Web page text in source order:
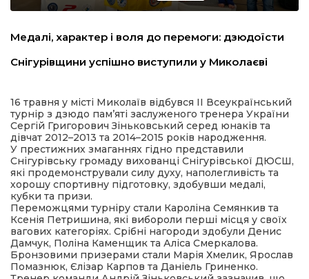
політика
Медалі, характер і воля до перемоги: дзюдоїсти
Снігурівщини успішно виступили у Миколаєві
16 травня у місті Миколаїв відбувся ІІ Всеукраїнський
турнір з дзюдо пам’яті заслуженого тренера України
Сергій Григорович Зіньковський серед юнаків та
дівчат 2012–2013 та 2014–2015 років народження.
У престижних змаганнях гідно представили
Снігурівську громаду вихованці Снігурівської ДЮСШ,
які продемонстрували силу духу, наполегливість та
хорошу спортивну підготовку, здобувши медалі,
кубки та призи.
Переможцями турніру стали Кароліна Семянкив та
Ксенія Петришина, які вибороли перші місця у своїх
вагових категоріях. Срібні нагороди здобули Денис
Дамчук, Поліна Каменщик та Аліса Смеркалова.
Бронзовими призерами стали Марія Хмелик, Ярослав
Помазнюк, Єлізар Карпов та Даніель Гриненко.